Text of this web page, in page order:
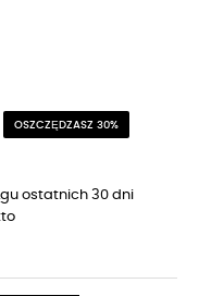
OSZCZĘDZASZ 30%
ostatnich 30 dni